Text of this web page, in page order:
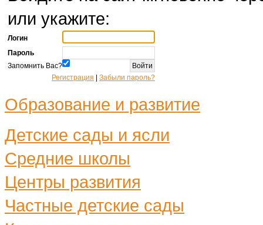
или укажите:
Логин
Пароль
Запомнить Вас?
Регистрация
Забыли пароль?
Образование и развитие
Детские сады и ясли
Средние школы
Центры развития
Частные детские сады